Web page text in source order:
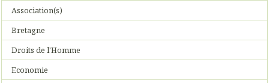
Association(s)
Bretagne
Droits de l'Homme
Economie